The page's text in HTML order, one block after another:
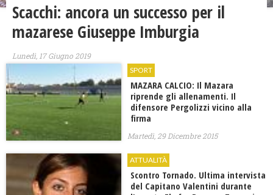
Scacchi: ancora un successo per il
mazarese Giuseppe Imburgia
Lunedì, 17 Giugno 2019
SPORT
MAZARA CALCIO: Il Mazara
riprende gli allenamenti. Il
difensore Pergolizzi vicino alla
firma
Martedì, 29 Dicembre 2015
ATTUALITÀ
Scontro Tornado. Ultima intervista
del Capitano Valentini durante